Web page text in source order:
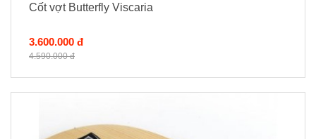
Cốt vợt Butterfly Viscaria
3.600.000 đ
4.590.000 đ